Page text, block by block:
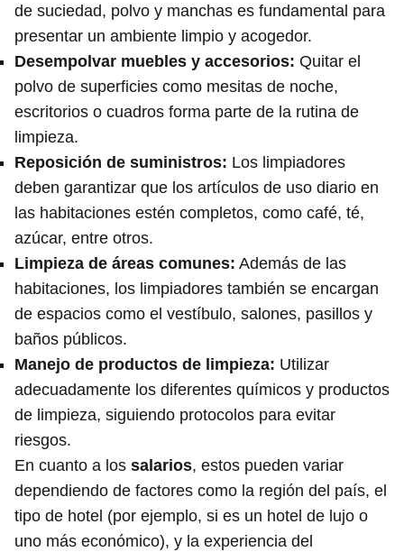
de suciedad, polvo y manchas es fundamental para
presentar un ambiente limpio y acogedor.
Desempolvar muebles y accesorios: Quitar el
polvo de superficies como mesitas de noche,
escritorios o cuadros forma parte de la rutina de
limpieza.
Reposición de suministros: Los limpiadores
deben garantizar que los artículos de uso diario en
las habitaciones estén completos, como café, té,
azúcar, entre otros.
Limpieza de áreas comunes: Además de las
habitaciones, los limpiadores también se encargan
de espacios como el vestíbulo, salones, pasillos y
baños públicos.
Manejo de productos de limpieza: Utilizar
adecuadamente los diferentes químicos y productos
de limpieza, siguiendo protocolos para evitar
riesgos.
En cuanto a los salarios, estos pueden variar
dependiendo de factores como la región del país, el
tipo de hotel (por ejemplo, si es un hotel de lujo o
uno más económico), y la experiencia del